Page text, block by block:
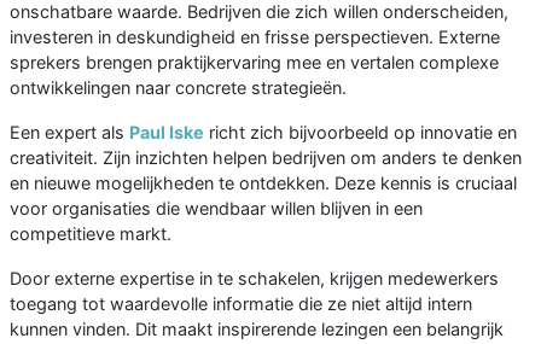
onschatbare waarde. Bedrijven die zich willen onderscheiden,
investeren in deskundigheid en frisse perspectieven. Externe
sprekers brengen praktijkervaring mee en vertalen complexe
ontwikkelingen naar concrete strategieën.
Een expert als Paul Iske richt zich bijvoorbeeld op innovatie en
creativiteit. Zijn inzichten helpen bedrijven om anders te denken
en nieuwe mogelijkheden te ontdekken. Deze kennis is cruciaal
voor organisaties die wendbaar willen blijven in een
competitieve markt.
Door externe expertise in te schakelen, krijgen medewerkers
toegang tot waardevolle informatie die ze niet altijd intern
kunnen vinden. Dit maakt inspirerende lezingen een belangrijk